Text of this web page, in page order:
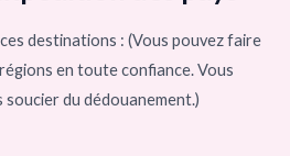
destinations : (Vous pouvez faire
en toute confiance. Vous
soucier du dédouanement.)